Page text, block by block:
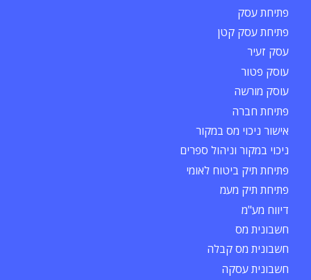
פתיחת עסק
פתיחת עסק קטן
עסק זעיר
עוסק פטור
עוסק מורשה
פתיחת חברה
אישור ניכוי מס במקור
ניכוי במקור וניהול ספרים
פתיחת תיק ביטוח לאומי
פתיחת תיק מעמ
דיווח מע"מ
חשבונית מס
חשבונית מס קבלה
חשבונית עסקה